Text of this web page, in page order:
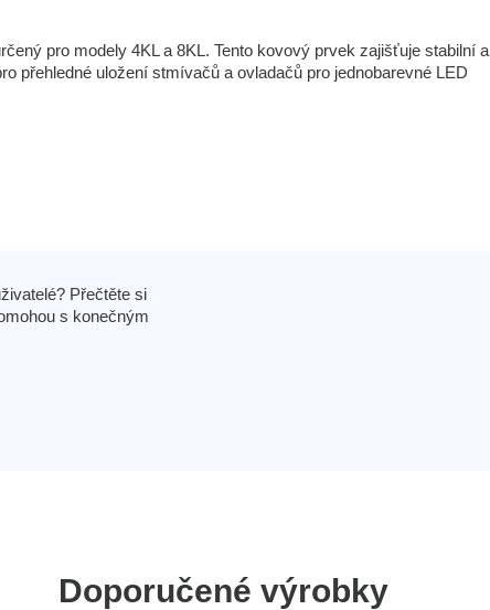
pro modely 4KL a 8KL. Tento kovový prvek zajišťuje stabilní a
přehledné uložení stmívačů a ovladačů pro jednobarevné LED
Přečtěte si
s konečným
Doporučené výrobky